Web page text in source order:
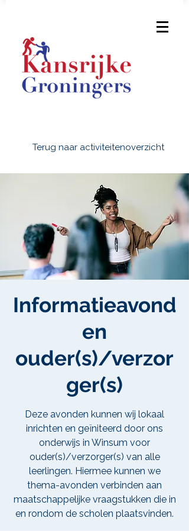
Terug naar activiteitenoverzicht
Informatieavond
en
ouder(s)/verzor
ger(s)
Deze avonden kunnen wij lokaal
inrichten en geïniteerd door ons
onderwijs in Winsum voor
ouder(s)/verzorger(s) van alle
leerlingen. Hiermee kunnen we
thema-avonden verbinden aan
maatschappelijke vraagstukken die in
en rondom de scholen plaatsvinden.